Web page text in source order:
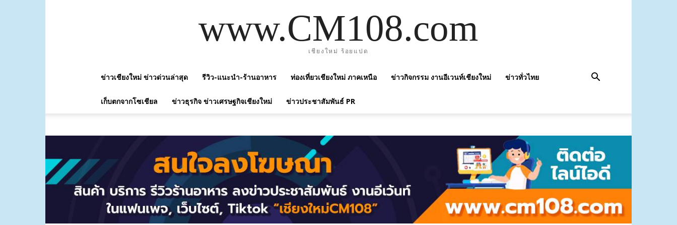
www.CM108.com
เชียงใหม่ ร้อยแปด
ข่าวเชียงใหม่ ข่าวด่วนล่าสุด รีวิว-แนะนำ-ร้านอาหาร ท่องเที่ยวเชียงใหม่ ภาคเหนือ ข่าวกิจกรรม งานอีเวนท์เชียงใหม่ ข่าวทั่วไทย
เก็บตกจากโซเชียล ข่าวธุรกิจ ข่าวเศรษฐกิจเชียงใหม่ ข่าวประชาสัมพันธ์ PR